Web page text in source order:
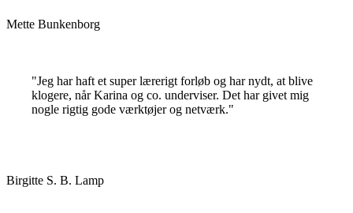
Mette Bunkenborg
"Jeg har haft et super lærerigt forløb og har nydt, at blive
klogere, når Karina og co. underviser. Det har givet mig
nogle rigtig gode værktøjer og netværk."
Birgitte S. B. Lamp